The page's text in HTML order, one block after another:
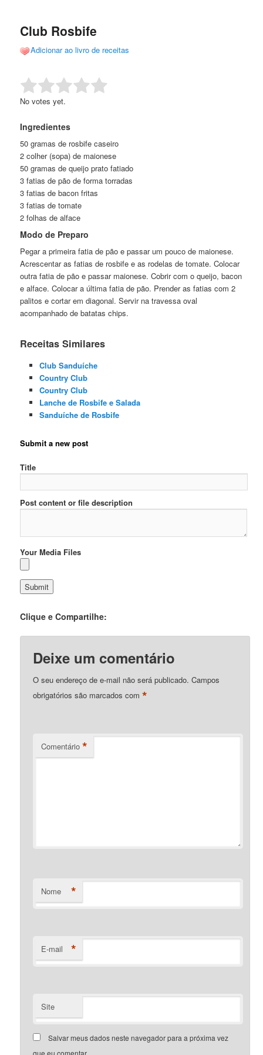
conteúdo
conteúdo
Club Rosbife
Adicionar ao livro de receitas
Rate this item: Submit Rating
No votes yet.
Ingredientes
50 gramas de rosbife caseiro
2 colher (sopa) de maionese
50 gramas de queijo prato fatiado
3 fatias de pão de forma torradas
3 fatias de bacon fritas
3 fatias de tomate
2 folhas de alface
Modo de Preparo
Pegar a primeira fatia de pão e passar um pouco de maionese.
Acrescentar as fatias de rosbife e as rodelas de tomate. Colocar
outra fatia de pão e passar maionese. Cobrir com o queijo, bacon
e alface. Colocar a última fatia de pão. Prender as fatias com 2
palitos e cortar em diagonal. Servir na travessa oval
acompanhado de batatas chips.
Receitas Similares
Club Sanduíche
Country Club
Country Club
Lanche de Rosbife e Salada
Sanduíche de Rosbife
Submit a new post
Title
Post content or file description
Your Media Files
Clique e Compartilhe:
Deixe um comentário
O seu endereço de e-mail não será publicado. Campos
obrigatórios são marcados com*
Comentário *
Nome *
E-mail *
Site
Salvar meus dados neste navegador para a próxima vez
que eu comentar.